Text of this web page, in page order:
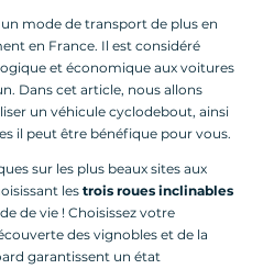
mode de transport de plus en
en France. Il est considéré
et économique aux voitures
Dans cet article, nous allons
un véhicule cyclodebout, ainsi
il peut être bénéfique pour vous.
sur les plus beaux sites aux
les trois roues inclinables
de vie ! Choisissez votre
des vignobles et de la
garantissent un état